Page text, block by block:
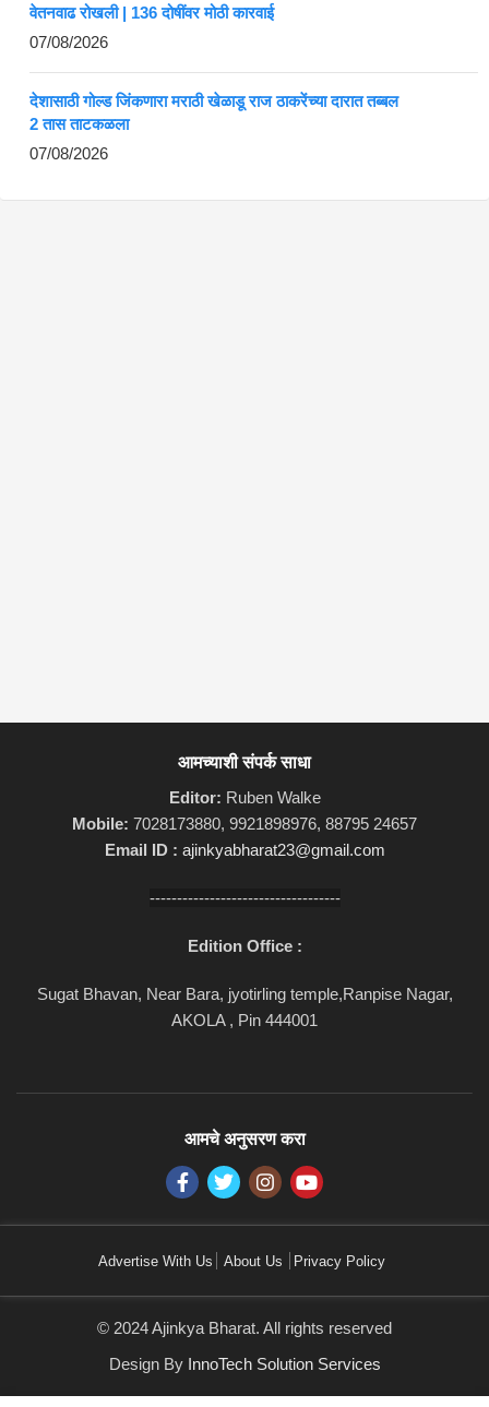
वेतनवाढ रोखली | 136 दोषींवर मोठी कारवाई
07/08/2026
देशासाठी गोल्ड जिंकणारा मराठी खेळाडू राज ठाकरेंच्या दारात तब्बल
2 तास ताटकळला
07/08/2026
आमच्याशी संपर्क साधा
Editor: Ruben Walke
Mobile: 7028173880, 9921898976, 88795 24657
Email ID : ajinkyabharat23@gmail.com
-----------------------------------
Edition Office :
Sugat Bhavan, Near Bara, jyotirling temple,Ranpise Nagar,
AKOLA , Pin 444001
आमचे अनुसरण करा
Advertise With Us About Us Privacy Policy
© 2024 Ajinkya Bharat. All rights reserved
Design By InnoTech Solution Services